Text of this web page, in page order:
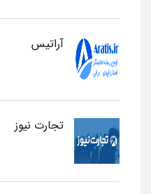
آراتیس
تجارت نیوز